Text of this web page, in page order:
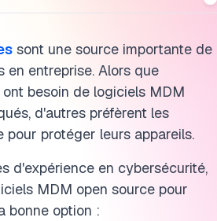
sont une source importante de
en entreprise. Alors que
besoin de logiciels MDM
d'autres préfèrent les
pour protéger leurs appareils.
d'expérience en cybersécurité,
MDM open source pour
bonne option :